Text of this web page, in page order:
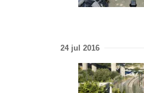
24 jul 2016